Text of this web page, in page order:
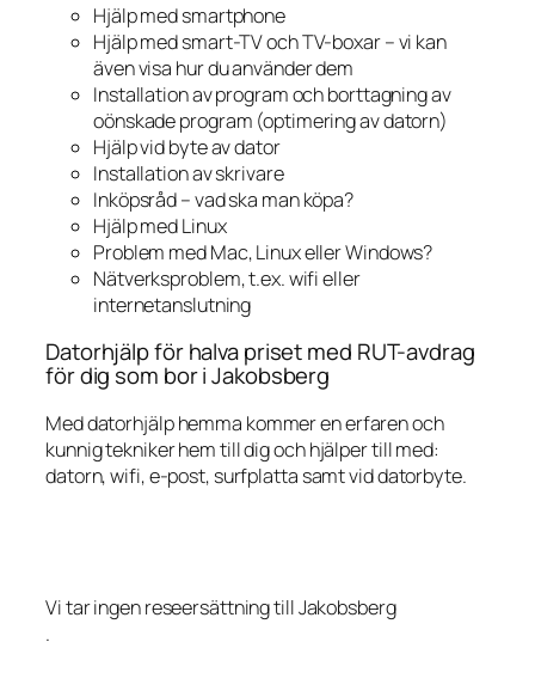
Hjälp med smartphone
Hjälp med smart-TV och TV-boxar – vi kan
även visa hur du använder dem
Installation av program och borttagning av
oönskade program (optimering av datorn)
Hjälp vid byte av dator
Installation av skrivare
Inköpsråd – vad ska man köpa?
Hjälp med Linux
Problem med Mac, Linux eller Windows?
Nätverksproblem, t.ex. wifi eller
internetanslutning
Datorhjälp för halva priset med RUT-avdrag
för dig som bor i Jakobsberg
Med datorhjälp hemma kommer en erfaren och
kunnig tekniker hem till dig och hjälper till med:
datorn, wifi, e-post, surfplatta samt vid datorbyte.
Vi tar ingen reseersättning till Jakobsberg
.